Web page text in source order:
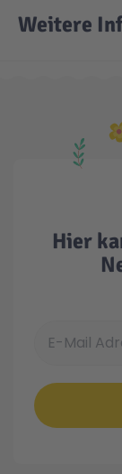
Aktion
LEGO®
Weitere
Hier